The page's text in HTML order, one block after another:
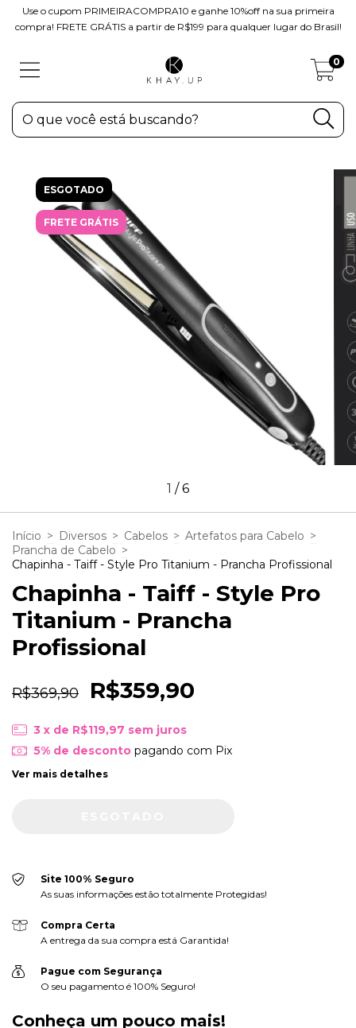
Use o cupom PRIMEIRACOMPRA10 e ganhe 10%off na sua primeira
compra! FRETE GRÁTIS a partir de R$199 para qualquer lugar do Brasil!
0
ESGOTADO
FRETE GRÁTIS
1 /6
Início > Diversos > Cabelos > Artefatos para Cabelo >
Prancha de Cabelo >
Chapinha - Taiff - Style Pro Titanium - Prancha Profissional
Chapinha - Taiff - Style Pro
Titanium - Prancha
Profissional
R$369,90 R$359,90
3 x de R$119,97 sem juros
5% de descontopagando com Pix
Ver mais detalhes
Site 100% Seguro
As suas informações estão totalmente Protegidas!
Compra Certa
A entrega da sua compra está Garantida!
Pague com Segurança
O seu pagamento é 100% Seguro!
Conheça um pouco mais!